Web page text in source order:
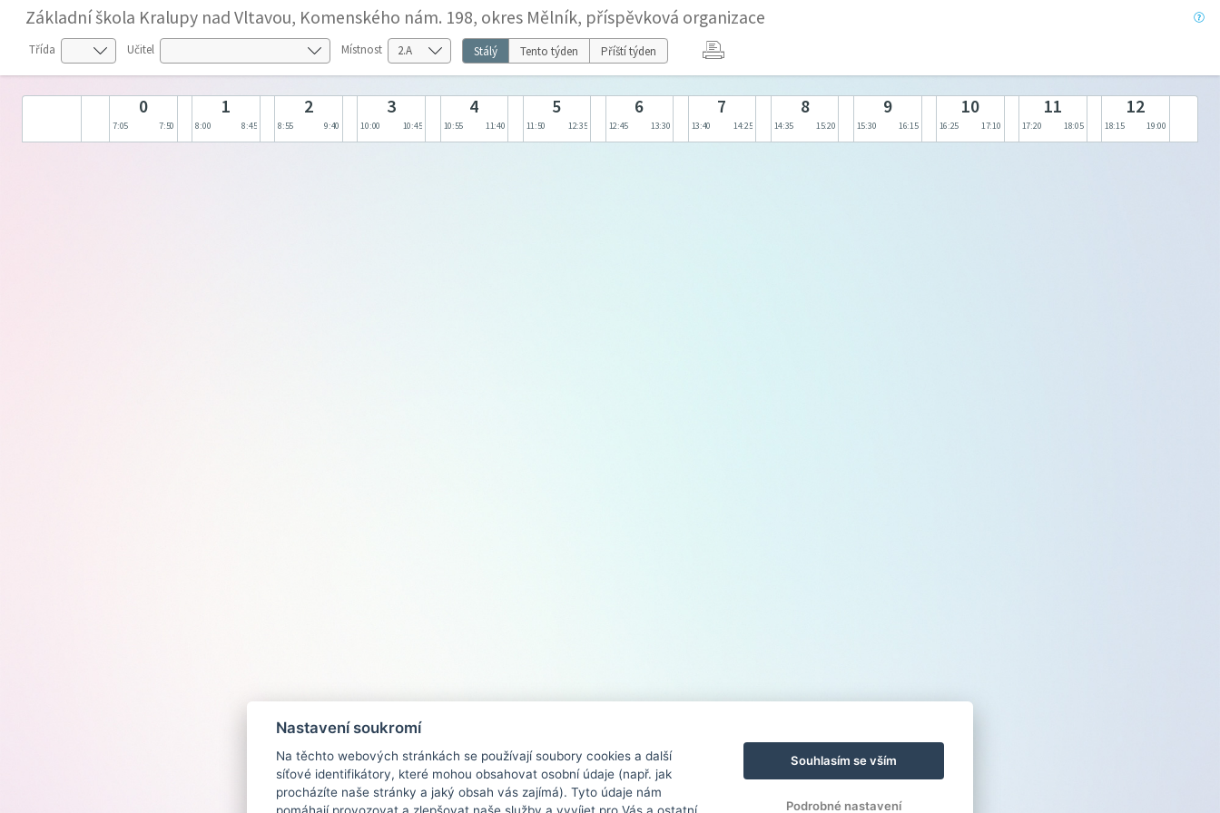
Základní škola Kralupy nad Vltavou, Komenského nám. 198, okres Mělník, příspěvková organizace
Třída Učitel Místnost Stálý Tento týden Příští týden
0
7:05 7:50
1
8:00 8:45
2
8:55 9:40
3
10:00 10:45
4
10:55 11:40
5
11:50 12:35
6
12:45 13:30
7
13:40 14:25
8
14:35 15:20
9
15:30 16:15
10
16:25 17:10
11
17:20 18:05
12
18:15 19:00
Nastavení soukromí
Na těchto webových stránkách se používají soubory cookies a další
síťové identifikátory, které mohou obsahovat osobní údaje (např. jak
procházíte naše stránky a jaký obsah vás zajímá). Tyto údaje nám
Souhlasím se vším
Podrobné nastavení